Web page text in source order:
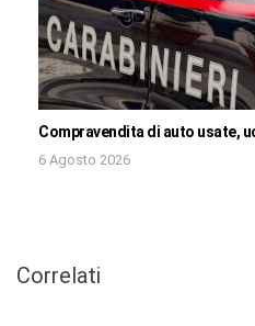
Compravendita di auto usate,
6 Agosto 2026
Correlati